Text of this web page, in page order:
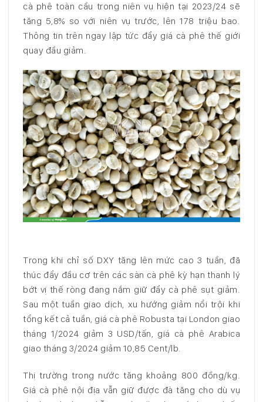
cà phê toàn cầu trong niên vụ hiện tại 2023/24 sẽ
tăng 5,8% so với niên vụ trước, lên 178 triệu bao.
Thông tin trên ngay lập tức đẩy giá cà phê thế giới
quay đầu giảm.
Trong khi chỉ số DXY tăng lên mức cao 3 tuần, đã
thúc đẩy đầu cơ trên các sàn cà phê kỳ hạn thanh lý
bớt vị thế ròng đang nắm giữ đẩy cà phê sụt giảm.
Sau một tuần giao dịch, xu hướng giảm nổi trội khi
tổng kết cả tuần, giá cà phê Robusta tại London giao
tháng 1/2024 giảm 3 USD/tấn, giá cà phê Arabica
giao tháng 3/2024 giảm 10,85 Cent/lb.
Thị trường trong nước tăng khoảng 800 đồng/kg.
Giá cà phê nội địa vẫn giữ được đà tăng cho dù vụ